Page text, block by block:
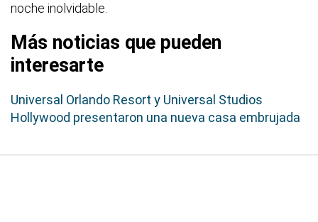
noche inolvidable.
Más noticias que pueden
interesarte
Universal Orlando Resort y Universal Studios
Hollywood presentaron una nueva casa embrujada